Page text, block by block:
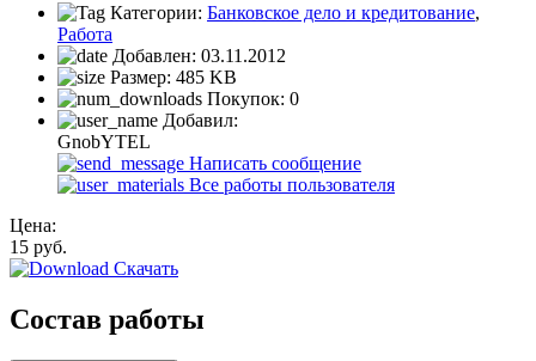
Категории: Банковское дело и кредитование,
Работа
Добавлен: 03.11.2012
Размер: 485 KB
Покупок: 0
Добавил:
GnobYTEL
Написать сообщение
Все работы пользователя
Цена:
15 руб.
Скачать
Состав работы